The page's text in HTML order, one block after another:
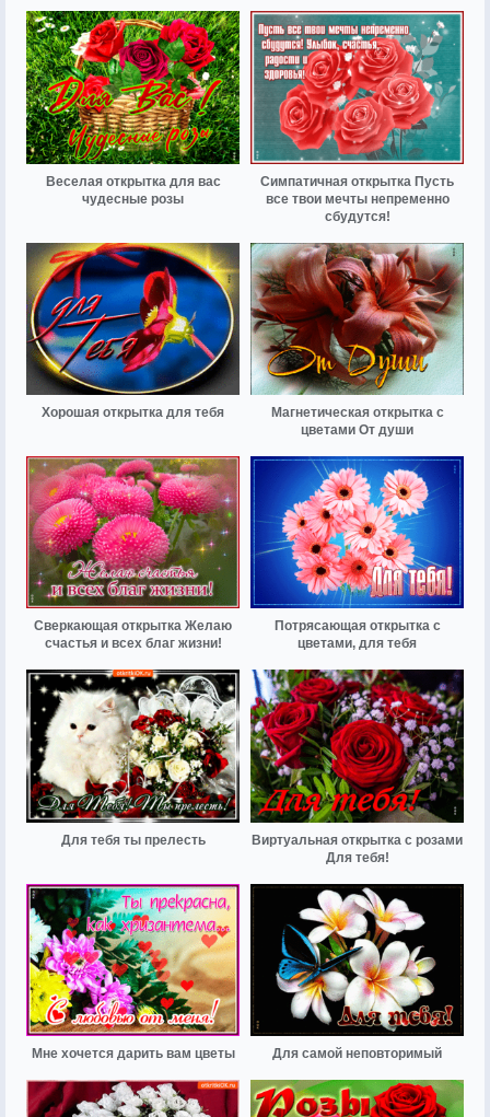
Веселая открытка для вас
чудесные розы
Симпатичная открытка Пусть
все твои мечты непременно
сбудутся!
Хорошая открытка для тебя
Магнетическая открытка с
цветами От души
Сверкающая открытка Желаю
счастья и всех благ жизни!
Потрясающая открытка с
цветами, для тебя
Для тебя ты прелесть
Виртуальная открытка с розами
Для тебя!
Мне хочется дарить вам цветы Для самой неповторимый